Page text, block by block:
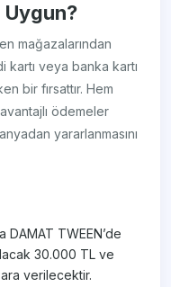
mağazalarından
kartı veya banka kartı
bir fırsattır. Hem
ödemeler
yararlanmasını
DAMAT TWEEN’de
30.000 TL ve
verilecektir.